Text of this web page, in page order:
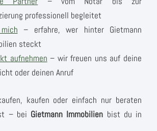
professionell begleitet
– erfahre, wer hinter Gietmann
steckt
aufnehmen – wir freuen uns auf deine
oder deinen Anruf
kaufen oder einfach nur beraten
– bei Gietmann Immobilien bist du in